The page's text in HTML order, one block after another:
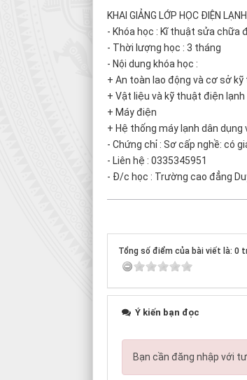
KHAI GIẢNG LỚP HỌC ĐIỆN
- Khóa học : Kĩ thuật sửa chữa
- Thời lượng học : 3 tháng
- Nội dung khóa học :
+ An toàn lao động và cơ sở
+ Vật liệu và kỹ thuật điện lạnh
+ Máy điện
+ Hệ thống máy lạnh dân dụng
- Chứng chỉ : Sơ cấp nghề: có
- Liên hệ : 0335345951
- Đ/c học : Trường cao đẳng
Tổng số điểm của bài viết là: 0
Ý kiến bạn đọc
Bạn cần đăng nhập với